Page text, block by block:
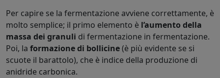
Per capire se la fermentazione avviene correttamente, è
molto semplice; il primo elemento è l’aumento della
massa dei granuli di fermentazione in fermentazione.
Poi, la formazione di bollicine(è più evidente se si
scuote il barattolo), che è indice della produzione di
anidride carbonica.